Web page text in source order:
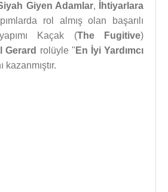
Giyen Adamlar,
İhtiyarlara
rol almış olan başarılı
Kaçak (The Fugitive)
Gerard rolüyle " En İyi Yardımcı
kazanmıştır.